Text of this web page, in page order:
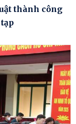
thành công